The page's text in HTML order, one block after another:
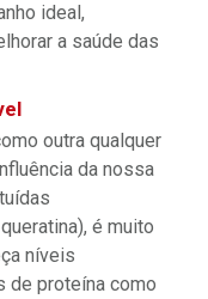
ideal,
a saúde das
outra qualquer
da nossa
é muito
níveis
de proteína como